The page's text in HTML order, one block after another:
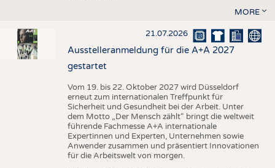
MORE
21.07.2026
Ausstelleranmeldung für die A+A 2027
gestartet
Vom 19. bis 22. Oktober 2027 wird Düsseldorf
erneut zum internationalen Treffpunkt für
Sicherheit und Gesundheit bei der Arbeit. Unter
dem Motto „Der Mensch zählt“ bringt die weltweit
führende Fachmesse A+A internationale
Expertinnen und Experten, Unternehmen sowie
Anwender zusammen und präsentiert Innovationen
für die Arbeitswelt von morgen.